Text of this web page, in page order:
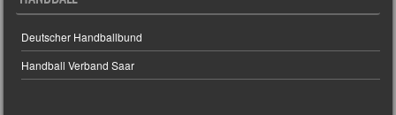
Deutscher Handballbund
Handball Verband Saar